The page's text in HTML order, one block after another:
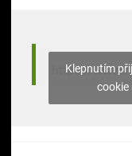
https://
Klepnutím
cookie